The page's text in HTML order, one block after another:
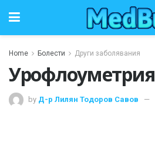
Home Болести Други заболявания
Урофлоуметрия
by Д-р Лилян Тодоров Савов